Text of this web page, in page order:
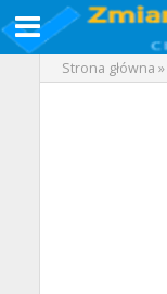
Strona główna »